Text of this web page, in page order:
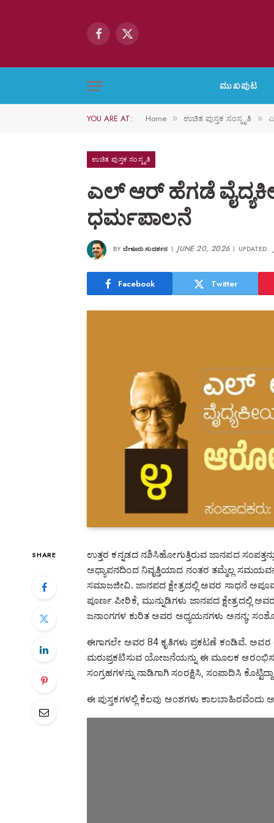
Facebook
X
ಮುಖಪುಟ
YOU ARE AT: Home » ಉಚಿತ ಪುಸ್ತಕ ಸಂಸ್ಕೃತಿ »
ಉಚಿತ ಪುಸ್ತಕ ಸಂಸ್ಕೃತಿ
ಎಲ್ ಆರ್ ಹೆಗಡೆ
ಧರ್ಮಪಾಲನೆ
BY ಬೇಳೂರು ಸುದರ್ಶನ JUNE 20, 2026 UPDATED:
Facebook Twitter
SHARE
ಉತ್ತರ ಕನ್ನಡದ ನಶಿಸಿಹೋಗುತ್ತಿರುವ ಜಾನಪದ
ಅಧ್ಯಾಪನದಿಂದ ನಿವೃತ್ತಿಯಾದ ನಂತರ ತಮ್ಮೆಲ್ಲ
ಸಮಾಜಜೀವಿ. ಜಾನಪದ ಕ್ಷೇತ್ರದಲ್ಲಿ ಅವರ ಸಾಧನೆ
ಪೂರ್ಣ ಪೀಠಿಕೆ, ಮುನ್ನುಡಿಗಳು ಜಾನಪದ ಕ್ಷೇತ್ರದಲ್ಲಿ
ಜನಾಂಗಗಳ ಕುರಿತ ಅವರ ಅಧ್ಯಯನಗಳು ಅನನ್ಯ;
ಈಗಾಗಲೇ ಅವರ 84 ಕೃತಿಗಳು ಪ್ರಕಟಣೆ ಕಂಡಿವೆ. ಅವರ
ಮರುಪ್ರಕಟಿಸುವ ಯೋಜನೆಯನ್ನು ಈ ಮೂಲಕ
ಸಂಗ್ರಹಗಳನ್ನು ನಾಡಿಗಾಗಿ ಸಂರಕ್ಷಿಸಿ, ಸಂಪಾದಿಸಿ
ಈ ಪುಸ್ತಕಗಳಲ್ಲಿ ಕೆಲವು ಅಂಶಗಳು